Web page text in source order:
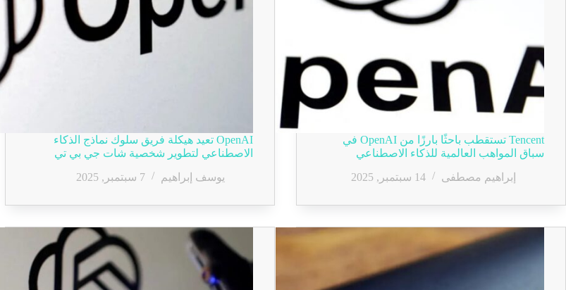
Tencent تستقطب باحثًا بارزًا من OpenAI في
سباق المواهب العالمية للذكاء الاصطناعي
إبراهيم مصطفى
14 سبتمبر, 2025
OpenAI تعيد هيكلة فريق سلوك نماذج الذكاء
الاصطناعي لتطوير شخصية شات جي بي تي
يوسف إبراهيم
7 سبتمبر, 2025